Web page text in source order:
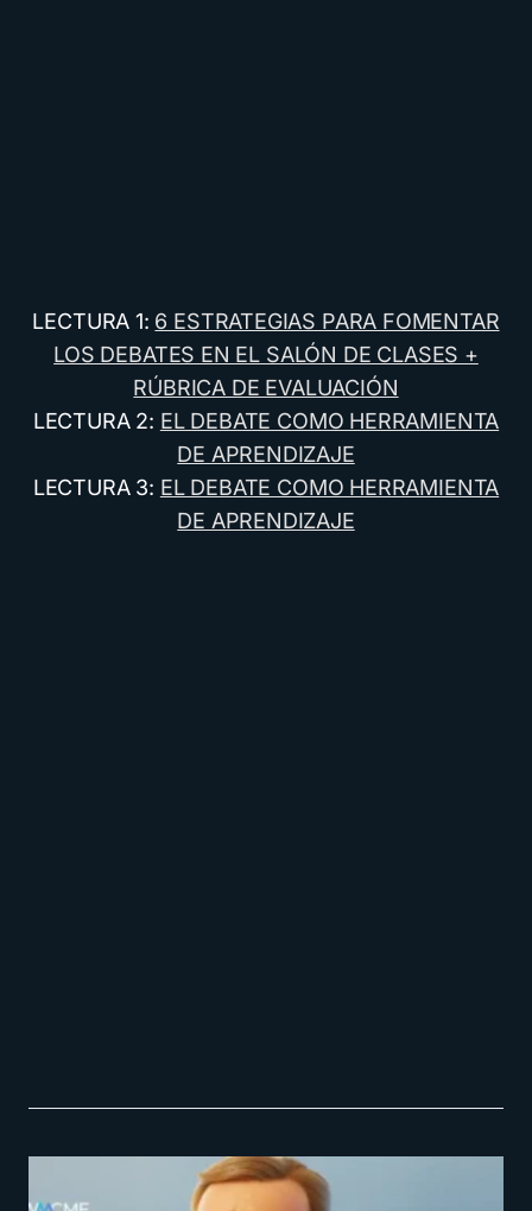
LECTURA 1: 6 ESTRATEGIAS PARA FOMENTAR
LOS DEBATES EN EL SALÓN DE CLASES +
RÚBRICA DE EVALUACIÓN
LECTURA 2: EL DEBATE COMO HERRAMIENTA
DE APRENDIZAJE
LECTURA 3: EL DEBATE COMO HERRAMIENTA
DE APRENDIZAJE